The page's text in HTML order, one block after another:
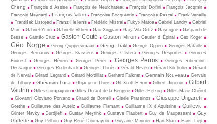
Cheng
François d Assise François de Neufchateau François Dolfini
François Jacqmin
François Maynard
François Villon Françoise Bocquentin Françoise Pascal
Frank Venaille
František Listopad
Franz Hellens Frédéric Mistral Fukyo Matoa Gabriel Landry
Gabriel
Marc
Gabriel Yturri Gabrielle Althen Gao Xingjian Gary Vila Ortíz Gascogne
Gaspard de
Besse
Gastão Cruz Gaston Couté Gaston Miron Gautier d Épinal Géo Koger
Géo Norge Georg Quppersimaan Georg Trakl George Oppen
Georges Bataille
Georges Bernanos
Georges Brassens Georges Castera Georges Desportes
Georges
Fourest
Georges Hénein Georges Perec Georges Perros
Georges Ribemont-
Dessaigne
Georges Rodenbach Georges Thinès Gérald Neveu Gérard Bocholier
Gérard
de Nerval
Gérard Legrand Gérard Mordillat Gerhard Falkner Germain Nouveau
Gervais
de Tilbury
Ghérasim Luca Ghjacumu Thiers Gil Scott-Heron Gilbert Joncour
Gilbert
Vautrin
Gilles Compagnon Gilles Durant de la Bergerie Gilles Hetzog
Gilles-Marie Chénot
Giovanni Gioviano Pontano
Giraud de Borneil Gisèle Prassinos Giuseppe Ungaretti
Goethe Guillaume des Autelz Guillaume Flamant Guillaume IX d Aquitaine Guillevic
Günter Navky Gurdjieff Gustav Meyrink Gustave Flaubert Guy de Maupassant
Guy
Goffette
Guy Pelhon Guy-René Dou­may­rou Guylaine Monnier Han-Shan
Hans Liep